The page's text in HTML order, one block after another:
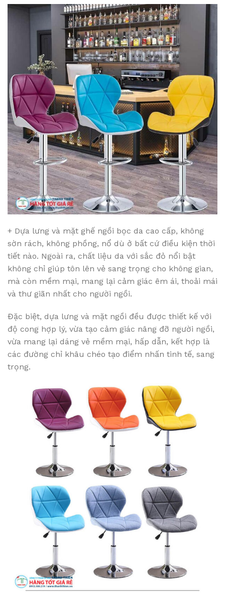
+ Dựa lưng và mặt ghế ngồi bọc da cao cấp, không
sờn rách, không phồng, nổ dù ở bất cứ điều kiện thời
tiết nào. Ngoài ra, chất liệu da với sắc đỏ nổi bật
không chỉ giúp tôn lên vẻ sang trọng cho không gian,
mà còn mềm mại, mang lại cảm giác êm ái, thoải mái
và thư giãn nhất cho người ngồi.
Đặc biệt, dựa lưng và mặt ngồi đều được thiết kế với
độ cong hợp lý, vừa tạo cảm giác nâng đỡ người ngồi,
vừa mang lại dáng vẻ mềm mại, hấp dẫn, kết hợp là
các đường chỉ khâu chéo tạo điểm nhấn tinh tế, sang
trọng.